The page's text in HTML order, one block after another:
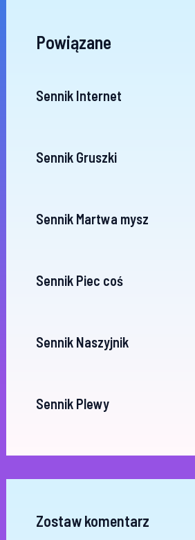
Powiązane
Sennik Internet
Sennik Gruszki
Sennik Martwa mysz
Sennik Piec coś
Sennik Naszyjnik
Sennik Plewy
Zostaw komentarz